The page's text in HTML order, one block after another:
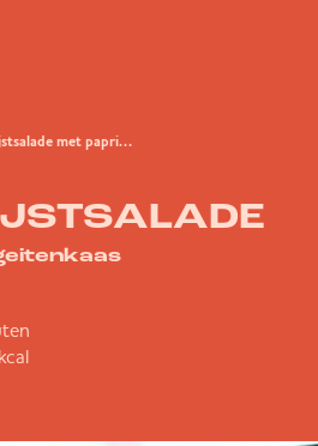
met paprika en geitenkaas